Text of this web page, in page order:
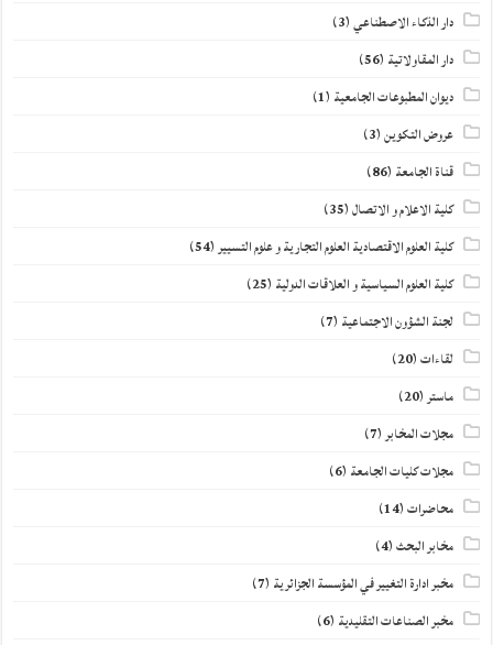
دار الذكاء الاصطناعي(3)
دار المقاولاتية (56)
ديوان المطبوعات الجامعية (1)
عروض التكوين(3)
قناة الجامعة (86)
كلية الاعلام و الاتصال(35)
كلية العلوم الاقتصادية العلوم التجارية و علوم التسيير(54)
كلية العلوم السياسية و العلاقات الدولية (25)
لجنة الشؤون الاجتماعية (7)
لقاءات(20)
ماستر(20)
مجلات المخابر(7)
مجلات كليات الجامعة (6)
محاضرات(14)
مخابر البحث(4)
مخبر ادارة التغيير في المؤسسة الجزائرية (7)
مخبر الصناعات التقليدية (6)